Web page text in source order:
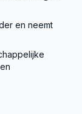
en neemt